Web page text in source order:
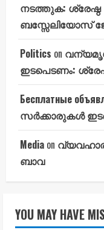
നടത്തുക:
ബസ്സേലിയോസ്
Politics on
ഇടപെടണം:
Бесплатные
സർക്കാരുകൾ
Media on
ബാവ
YOU MAY HAVE